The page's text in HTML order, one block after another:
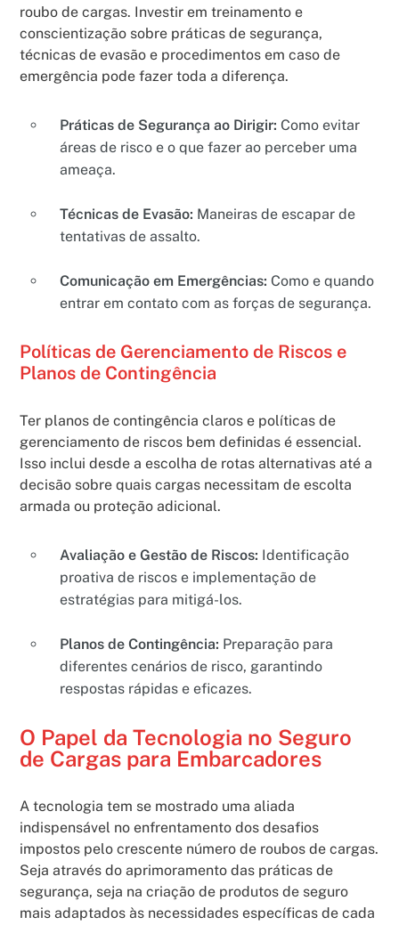
roubo de cargas. Investir em treinamento e
conscientização sobre práticas de segurança,
técnicas de evasão e procedimentos em caso de
emergência pode fazer toda a diferença.
Práticas de Segurança ao Dirigir: Como evitar
áreas de risco e o que fazer ao perceber uma
ameaça.
Técnicas de Evasão: Maneiras de escapar de
tentativas de assalto.
Comunicação em Emergências: Como e quando
entrar em contato com as forças de segurança.
Políticas de Gerenciamento de Riscos e
Planos de Contingência
Ter planos de contingência claros e políticas de
gerenciamento de riscos bem definidas é essencial.
Isso inclui desde a escolha de rotas alternativas até a
decisão sobre quais cargas necessitam de escolta
armada ou proteção adicional.
Avaliação e Gestão de Riscos: Identificação
proativa de riscos e implementação de
estratégias para mitigá-los.
Planos de Contingência: Preparação para
diferentes cenários de risco, garantindo
respostas rápidas e eficazes.
O Papel da Tecnologia no Seguro
de Cargas para Embarcadores
A tecnologia tem se mostrado uma aliada
indispensável no enfrentamento dos desafios
impostos pelo crescente número de roubos de cargas.
Seja através do aprimoramento das práticas de
segurança, seja na criação de produtos de seguro
mais adaptados às necessidades específicas de cada